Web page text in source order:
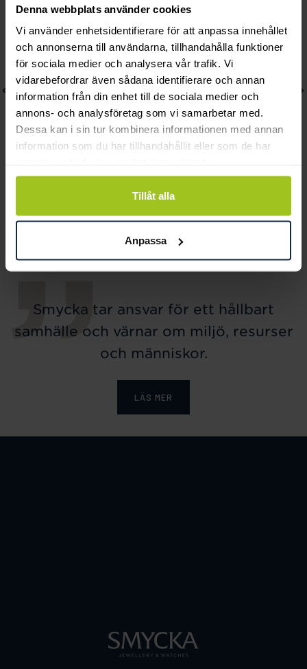
Denna webbplats använder cookies
Vi använder enhetsidentifierare för att anpassa innehållet
och annonserna till användarna, tillhandahålla funktioner
för sociala medier och analysera vår trafik. Vi
vidarebefordrar även sådana identifierare och annan
information från din enhet till de sociala medier och
annons- och analysföretag som vi samarbetar med.
Dessa kan i sin tur kombinera informationen med annan
information som du har tillhandahållit eller som de har
Tillåt alla
Anpassa
Pris:1 110 kr
1 110 kr
Pris:1 340 kr
1 340 kr
Smycka tar ansvar för ett hållbart
samhälle och värnar om miljö, resurser
och människor.
LÄS MER